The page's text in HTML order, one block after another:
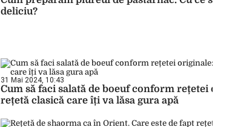
deliciu?
31 Mai 2024, 10:43
Cum să faci salată de boeuf conform rețetei
rețetă clasică care îți va lăsa gura apă